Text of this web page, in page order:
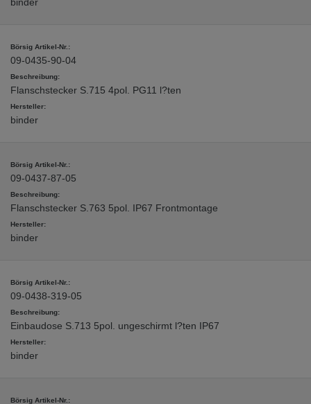
09-0435-90-04
Flanschstecker S.715 4pol. PG11 l?ten
binder
09-0437-87-05
Flanschstecker S.763 5pol. IP67 Frontmontage
binder
09-0438-319-05
Einbaudose S.713 5pol. ungeschirmt l?ten IP67
binder